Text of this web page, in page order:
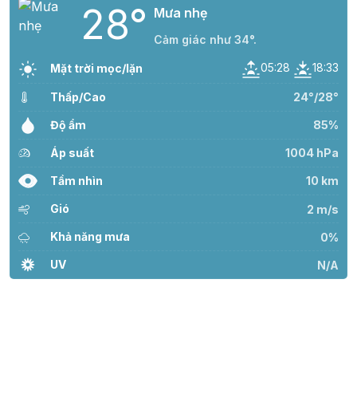
28° Mưa nhẹ
Cảm giác như 34°.
Mặt trời mọc/lặn 05:28 18:33
Thấp/Cao 24°/28°
Độ ẩm 85%
Áp suất 1004 hPa
Tầm nhìn 10 km
Gió 2 m/s
Khả năng mưa 0%
UV N/A